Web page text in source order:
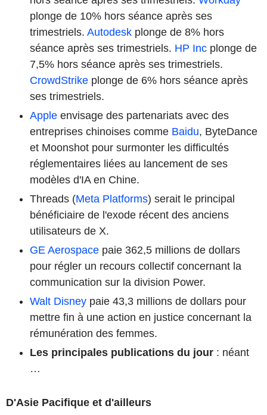
plonge de 10% hors séance après ses
trimestriels. Autodesk plonge de 8% hors
séance après ses trimestriels. HP Inc plonge de
7,5% hors séance après ses trimestriels.
CrowdStrike plonge de 6% hors séance après
ses trimestriels.
Apple envisage des partenariats avec des
entreprises chinoises comme Baidu, ByteDance
et Moonshot pour surmonter les difficultés
réglementaires liées au lancement de ses
modèles d'IA en Chine.
Threads (Meta Platforms) serait le principal
bénéficiaire de l'exode récent des anciens
utilisateurs de X.
GE Aerospace paie 362,5 millions de dollars
pour régler un recours collectif concernant la
communication sur la division Power.
Walt Disney paie 43,3 millions de dollars pour
mettre fin à une action en justice concernant la
rémunération des femmes.
Les principales publications du jour : néant
…
D'Asie Pacifique et d'ailleurs